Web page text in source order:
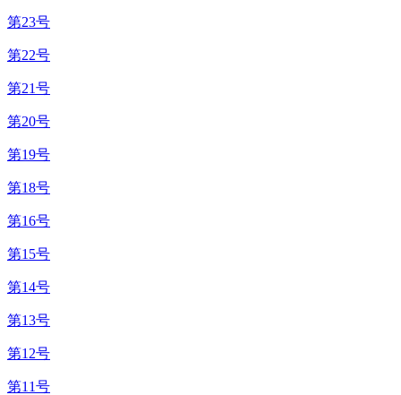
第23号
第22号
第21号
第20号
第19号
第18号
第16号
第15号
第14号
第13号
第12号
第11号